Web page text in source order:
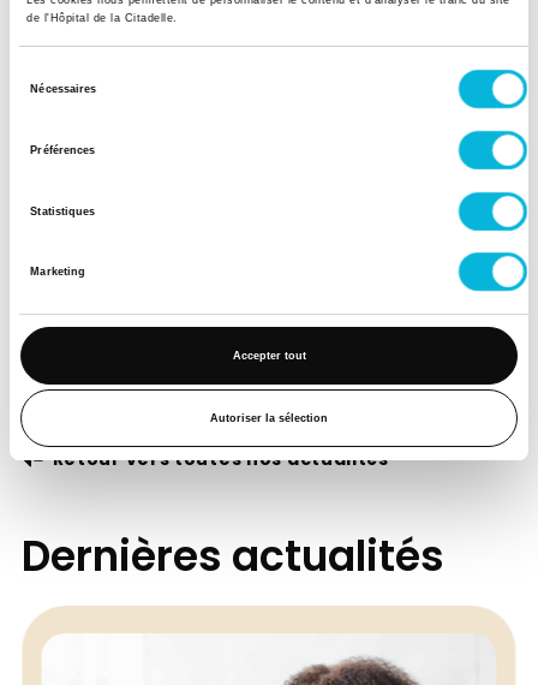
de l'Hôpital de la Citadelle.
Nécessaires
Préférences
Statistiques
Marketing
Accepter tout
Autoriser la sélection
type 1 : quels signes
doivent alerter ?
Retour vers toutes nos actualités
Dernières actualités